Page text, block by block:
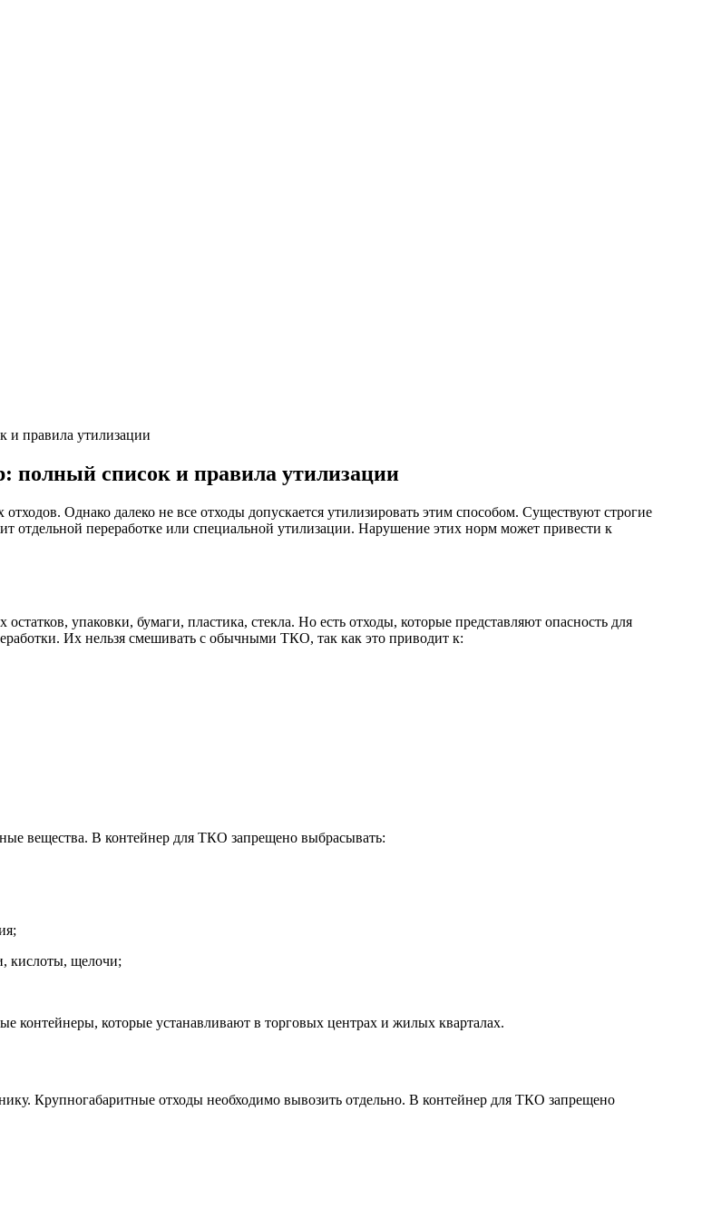
и правила утилизации
полный список и правила утилизации
Однако далеко не все отходы допускается утилизировать этим способом. Существуют строгие
отдельной переработке или специальной утилизации. Нарушение этих норм может привести к
упаковки, бумаги, пластика, стекла. Но есть отходы, которые представляют опасность для
Их нельзя смешивать с обычными ТКО, так как это приводит к:
вещества. В контейнер для ТКО запрещено выбрасывать:
кислоты, щелочи;
контейнеры, которые устанавливают в торговых центрах и жилых кварталах.
Крупногабаритные отходы необходимо вывозить отдельно. В контейнер для ТКО запрещено